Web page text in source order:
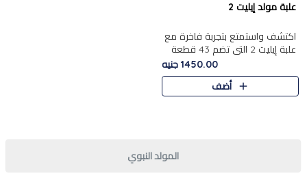
علبة مولد إيليت 2
اكتشف واستمتع بتجربة فاخرة مع
علبة إيليت 2 التي تضم 43 قطعة
تشكيلة من أرقى حلويات المولد
الشرقية المصرية الأصيلة ,معروضة
بشكل جميل في علبة أ..
1450.00 جنيه
أضف
المولد النبوي